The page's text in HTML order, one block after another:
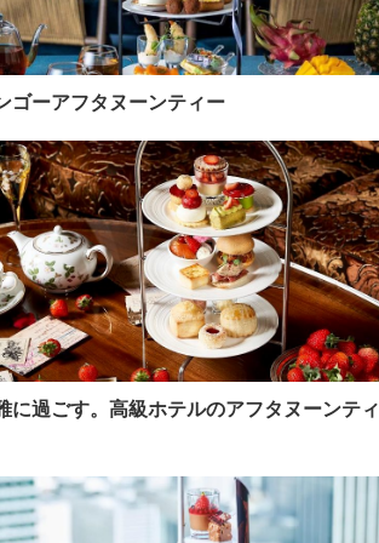
ゴーアフタヌーンティー
に過ごす。高級ホテルのアフタヌーンティ